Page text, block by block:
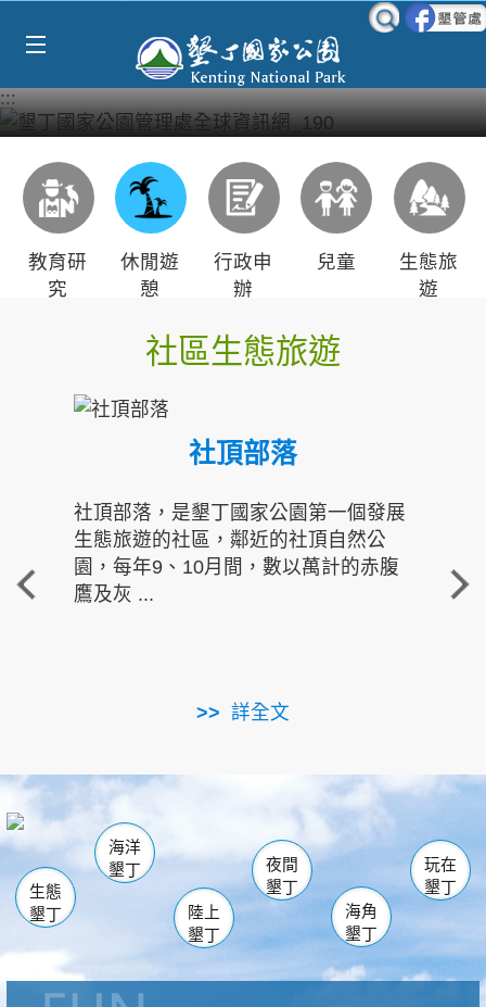
:::
教育研
究
休閒遊
憩
行政申
辦
兒童
生態旅
遊
社區生態旅遊
社頂部落
社頂部落，是墾丁國家公園第一個發展
生態旅遊的社區，鄰近的社頂自然公
園，每年9、10月間，數以萬計的赤腹
鷹及灰 ...
詳全文
重
走進
南仁湖
海生館
恆春 佳樂水
龍鑾潭自然中心 森林遊樂區
瓊麻館
關山 墾管處遊客中心
社頂公園 風吹沙
船帆石
白砂 龍磐公園
香蕉灣
砂島
鵝鑾鼻
生態
墾丁
海洋
墾丁
陸上
墾丁
夜間
墾丁
海角
墾丁
玩在
墾丁